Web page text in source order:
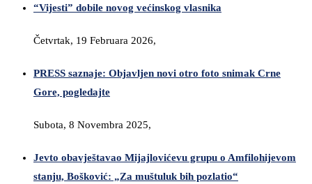
“Vijesti” dobile novog većinskog vlasnika
Četvrtak, 19 Februara 2026,
PRESS saznaje: Objavljen novi otro foto snimak Crne
Gore, pogledajte
Subota, 8 Novembra 2025,
Jevto obavještavao Mijajlovićevu grupu o Amfilohijevom
stanju, Bošković: „Za muštuluk bih pozlatio“